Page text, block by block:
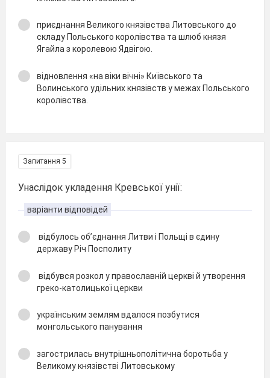
приєднання Великого князівства Литовського до
складу Польського королівства та шлюб князя
Ягайла з королевою Ядвігою.
відновлення «на віки вічні» Київського та
Волинського удільних князівств у межах Польського
королівства.
Запитання 5
Унаслідок укладення Кревської унії:
варіанти відповідей
відбулось об’єднання Литви і Польщі в єдину
державу Річ Посполиту
відбувся розкол у православній церкві й утворення
греко-католицької церкви
українським землям вдалося позбутися
монгольського панування
загострилась внутрішньополітична боротьба у
Великому князівстві Литовському